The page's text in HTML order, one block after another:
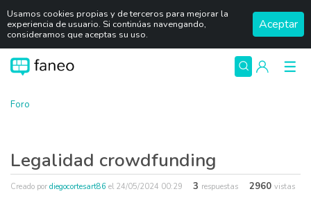
Usamos cookies propias y de terceros para mejorar la
experiencia de usuario. Si continúas navengando,
consideramos que aceptas su uso.
Aceptar
Foro
Legalidad crowdfunding
Creado por diegocortesart86 el 24/05/2024 00:29 3 respuestas 2960 vistas